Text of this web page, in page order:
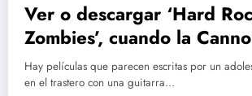
Ver o descargar ‘Hard
Zombies’, cuando la
el mal con un solo de bajo
Hay películas que parecen escritas por un
en el trastero con una guitarra…